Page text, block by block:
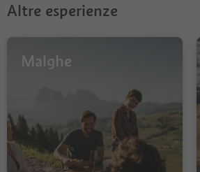
Altre esperienze
Malghe